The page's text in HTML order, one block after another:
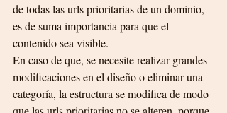
de todas las urls prioritarias de un dominio,
es de suma importancia para que el
contenido sea visible.
En caso de que, se necesite realizar grandes
modificaciones en el diseño o eliminar una
categoría, la estructura se modifica de modo